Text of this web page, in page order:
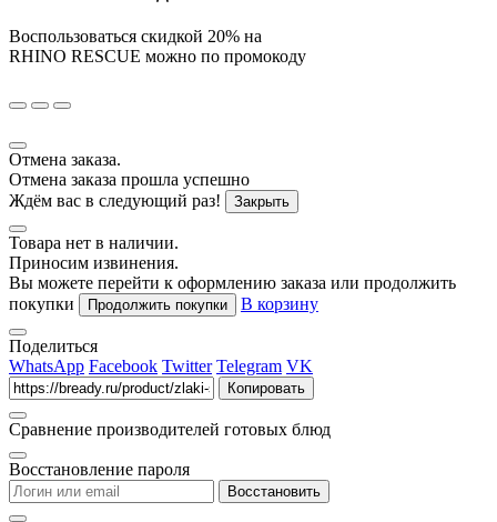
Воспользоваться скидкой 20% на
RHINO RESCUE можно по промокоду
Отмена заказа.
Отмена заказа прошла успешно
Ждём вас в следующий раз!
Закрыть
Товара нет в наличии.
Приносим извинения.
Вы можете перейти к оформлению заказа или продолжить
покупки
Продолжить покупки В корзину
Поделиться
WhatsApp Facebook Twitter Telegram VK
Копировать
Сравнение производителей готовых блюд
Восстановление пароля
Восстановить